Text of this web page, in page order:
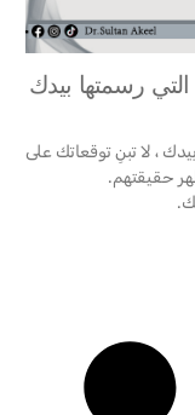
رسمتها بيدك
، لا تبنِ توقعاتك على
حقيقتهم.